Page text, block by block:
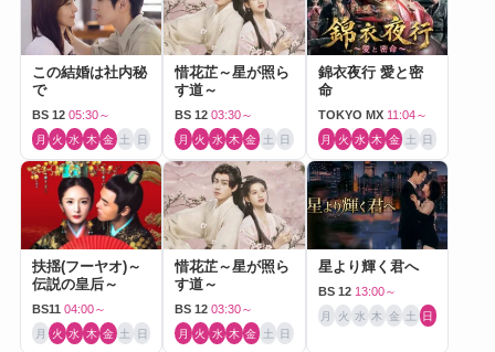
この結婚は社内秘
で
BS 12 05:30～
月 火 水 木 金 土 日
惜花芷～星が照ら
す道～
BS 12 03:30～
月 火 水 木 金 土 日
錦衣夜行 愛と密
命
TOKYO MX 11:04～
月 火 水 木 金 土 日
扶揺(フーヤオ)～
伝説の皇后～
BS11 04:00～
月 火 水 木 金 土 日
惜花芷～星が照ら
す道～
BS 12 03:30～
月 火 水 木 金 土 日
星より輝く君へ
BS 12 13:00～
月 火 水 木 金 土 日